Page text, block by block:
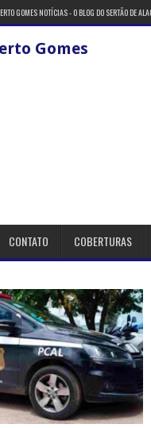
GOMES NOTÍCIAS - O BLOG DO SERTÃO DE
Gomes
CONTATO COBERTURAS